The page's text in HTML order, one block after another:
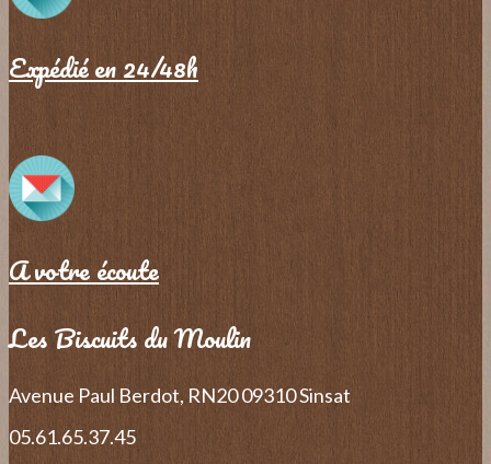
Expédié en 24/48h
A votre écoute
Les Biscuits du Moulin
Avenue Paul Berdot, RN2009310 Sinsat
05.61.65.37.45